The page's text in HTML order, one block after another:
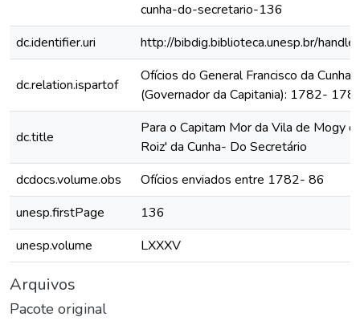
cunha-do-secretario-136
dc.identifier.uri
http://bibdig.biblioteca.unesp.br/
dc.relation.ispartof
Ofícios do General Francisco da Cunha
(Governador da Capitania): 1782-
dc.title
Para o Capitam Mor da Vila de Mogy
Roiz' da Cunha- Do Secretário
dcdocs.volume.obs
Ofícios enviados entre 1782- 86
unesp.firstPage
136
unesp.volume
LXXXV
Arquivos
Pacote original